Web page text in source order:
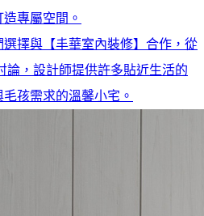
專屬空間。
擇與【丰華室內裝修】合作，從
論，設計師提供許多貼近生活的
孩需求的溫馨小宅。